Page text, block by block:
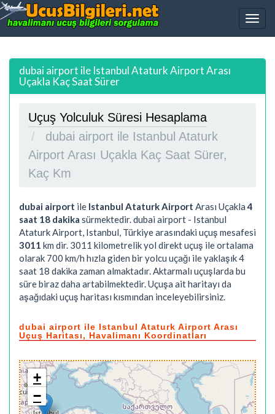
dubai airport ile Istanbul Ataturk Airport Arası
Uçakla Kaç Saat Sürer
Uçuş Yolculuk Süresi Hesaplama
dubai airport ile Istanbul Ataturk
Airport Arası Uçakla Kaç Saat Sürer,
Kaç Km
dubai airport ile Istanbul Ataturk Airport Arası Uçakla4
saat 18 dakika sürmektedir. dubai airport - Istanbul
Ataturk Airport, Istanbul, Türkiye arasındaki uçuş mesafesi
3011 km dir. 3011 kilometrelik yol direkt uçuş ile ortalama
olarak 700 km/h hızla giden bir yolcu uçağı ile yaklaşık4
saat 18 dakika zaman almaktadır. Aktarmalı uçuşlarda bu
süre biraz daha artabilmektedir. Uçuşa ait haritayı da
aşağıdaki uçuş haritası kısmından inceleyebilirsiniz.
dubai airport ile Istanbul Ataturk Airport Arası
Uçuş Haritası, Havalimanı Koordinatları
+
−